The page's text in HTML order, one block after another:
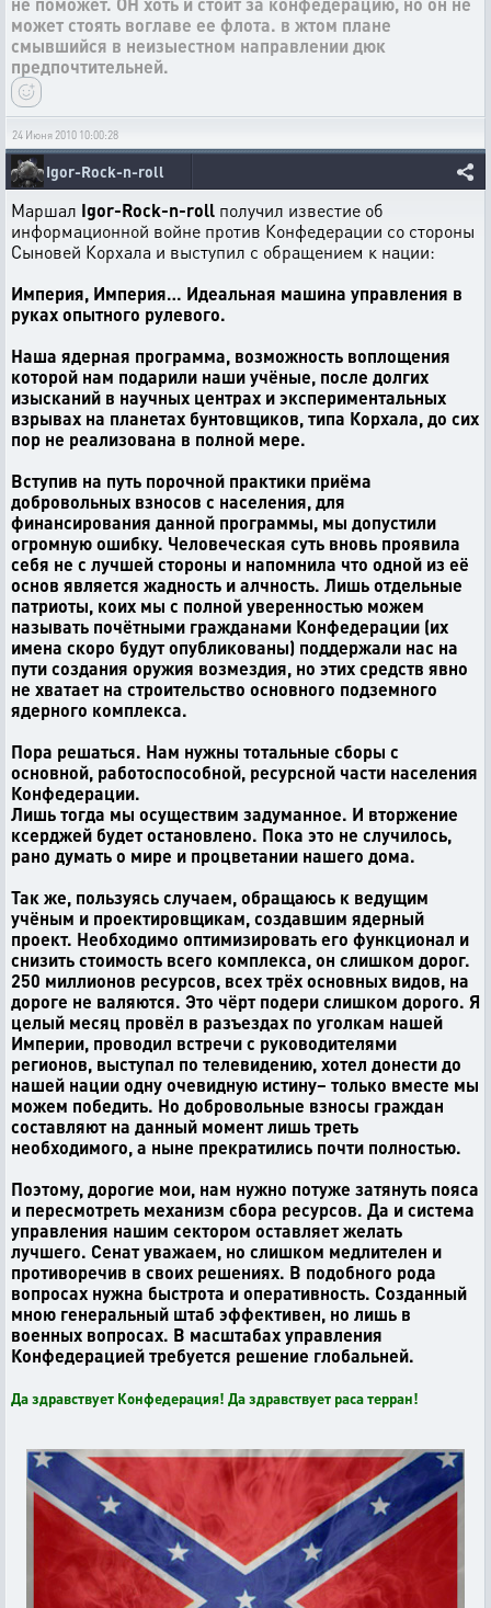
может стоять воглаве ее флота. в жтом плане
смывшийся в неизыестном направлении дюк
предпочтительней.
24 Июня 2010 10:00:28
Igor-Rock-n-roll
Маршал Igor-Rock-n-roll получил известие об
информационной войне против Конфедерации со стороны
Сыновей Корхала и выступил с обращением к нации:
Империя, Империя… Идеальная машина управления в
руках опытного рулевого.
Наша ядерная программа, возможность воплощения
которой нам подарили наши учёные, после долгих
изысканий в научных центрах и экспериментальных
взрывах на планетах бунтовщиков, типа Корхала, до сих
пор не реализована в полной мере.
Вступив на путь порочной практики приёма
добровольных взносов с населения, для
финансирования данной программы, мы допустили
огромную ошибку. Человеческая суть вновь проявила
себя не с лучшей стороны и напомнила что одной из её
основ является жадность и алчность. Лишь отдельные
патриоты, коих мы с полной уверенностью можем
называть почётными гражданами Конфедерации (их
имена скоро будут опубликованы) поддержали нас на
пути создания оружия возмездия, но этих средств явно
не хватает на строительство основного подземного
ядерного комплекса.
Пора решаться. Нам нужны тотальные сборы с
основной, работоспособной, ресурсной части населения
Конфедерации.
Лишь тогда мы осуществим задуманное. И вторжение
ксерджей будет остановлено. Пока это не случилось,
рано думать о мире и процветании нашего дома.
Так же, пользуясь случаем, обращаюсь к ведущим
учёным и проектировщикам, создавшим ядерный
проект. Необходимо оптимизировать его функционал и
снизить стоимость всего комплекса, он слишком дорог.
250 миллионов ресурсов, всех трёх основных видов, на
дороге не валяются. Это чёрт подери слишком дорого. Я
целый месяц провёл в разъездах по уголкам нашей
Империи, проводил встречи с руководителями
регионов, выступал по телевидению, хотел донести до
нашей нации одну очевидную истину– только вместе мы
можем победить. Но добровольные взносы граждан
составляют на данный момент лишь треть
необходимого, а ныне прекратились почти полностью.
Поэтому, дорогие мои, нам нужно потуже затянуть пояса
и пересмотреть механизм сбора ресурсов. Да и система
управления нашим сектором оставляет желать
лучшего. Сенат уважаем, но слишком медлителен и
противоречив в своих решениях. В подобного рода
вопросах нужна быстрота и оперативность. Созданный
мною генеральный штаб эффективен, но лишь в
военных вопросах. В масштабах управления
Конфедерацией требуется решение глобальней.
Да здравствует Конфедерация! Да здравствует раса терран!